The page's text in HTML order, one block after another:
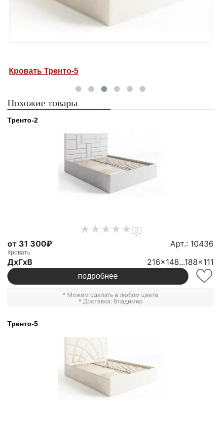
Кровать Тренто-5
Похожие товары
Тренто-2
0
от 31 300₽ Арт.: 10436
Кровать
ДxГxВ 216x148...188x111
подробнее
* Можем сделать в любом цвете
* Доставка: Владимир
Тренто-5